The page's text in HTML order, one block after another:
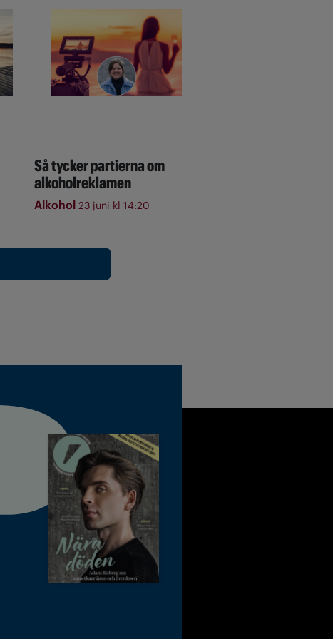
Så tycker partierna om
alkoholreklamen
Alkohol 23 juni kl 14:20